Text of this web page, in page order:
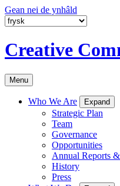
Gean nei de ynhâld
Creative
Menu
Who We Are Expand
Strategic Plan
Team
Governance
Opportunities
Annual Reports
History
Press